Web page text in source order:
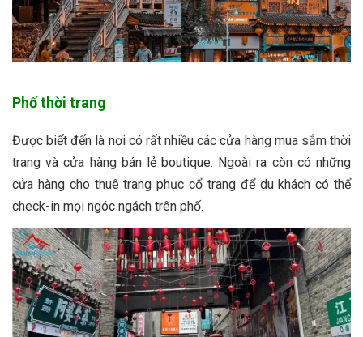
Phố thời trang
Được biết đến là nơi có rất nhiều các cửa hàng mua sắm thời
trang và cửa hàng bán lẻ boutique. Ngoài ra còn có những
cửa hàng cho thuê trang phục cổ trang để du khách có thể
check-in mọi ngóc ngách trên phố.